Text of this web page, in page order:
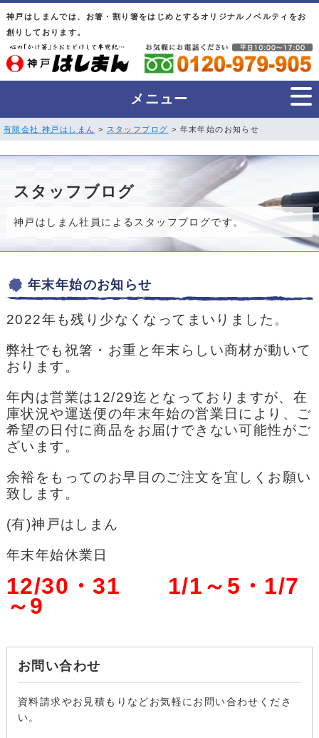
神戸はしまんでは、お箸・割り箸をはじめとするオリジナルノベルティをお
創りしております。
メニュー
有限会社 神戸はしまん > スタッフブログ > 年末年始のお知らせ
スタッフブログ
神戸はしまん社員によるスタッフブログです。
年末年始のお知らせ
2022年も残り少なくなってまいりました。
弊社でも祝箸・お重と年末らしい商材が動いて
おります。
年内は営業は12/29迄となっておりますが、在
庫状況や運送便の年末年始の営業日により、ご
希望の日付に商品をお届けできない可能性がご
ざいます。
余裕をもってのお早目のご注文を宜しくお願い
致します。
(有)神戸はしまん
年末年始休業日
12/30・31 1/1～5・1/7
～9
お問い合わせ
資料請求やお見積もりなどお気軽にお問い合わせくださ
い。